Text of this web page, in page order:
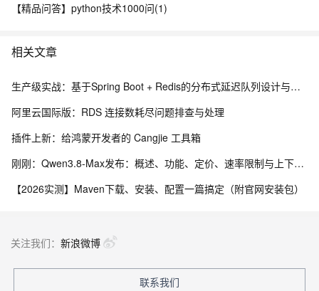
【精品问答】python技术1000问(1)
相关文章
生产级实战：基于Spring Boot + Redis的分布式延迟队列设计与实现
阿里云国际版：RDS 连接数耗尽问题排查与处理
插件上新：给鸿蒙开发者的 Cangjie 工具箱
刚刚：Qwen3.8-Max发布：概述、功能、定价、速率限制与上下文、内置工具及API 参考指南
【2026实测】Maven下载、安装、配置一篇搞定（附官网安装包）
关注我们： 新浪微博
联系我们